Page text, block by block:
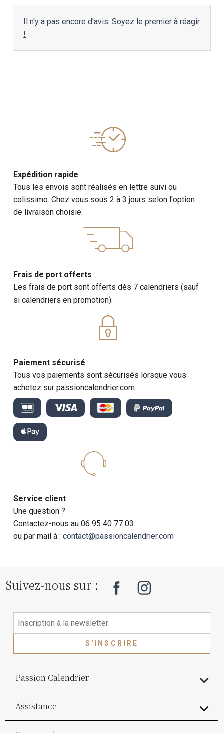
Il n'y a pas encore d'avis. Soyez le premier à réagir
!
Expédition rapide
Tous les envois sont réalisés en lettre suivi ou
colissimo. Chez vous sous 2 à 3 jours selon l'option
de livraison choisie.
Frais de port offerts
Les frais de port sont offerts dès 7 calendriers (sauf
si calendriers en promotion).
Paiement sécurisé
Tous vos paiements sont sécurisés lorsque vous
achetez sur passioncalendrier.com
Service client
Une question ?
Contactez-nous au 06 95 40 77 03
ou par mail à :contact@passioncalendrier.com
Suivez-nous sur :
S'INSCRIRE
Passion Calendrier
Assistance